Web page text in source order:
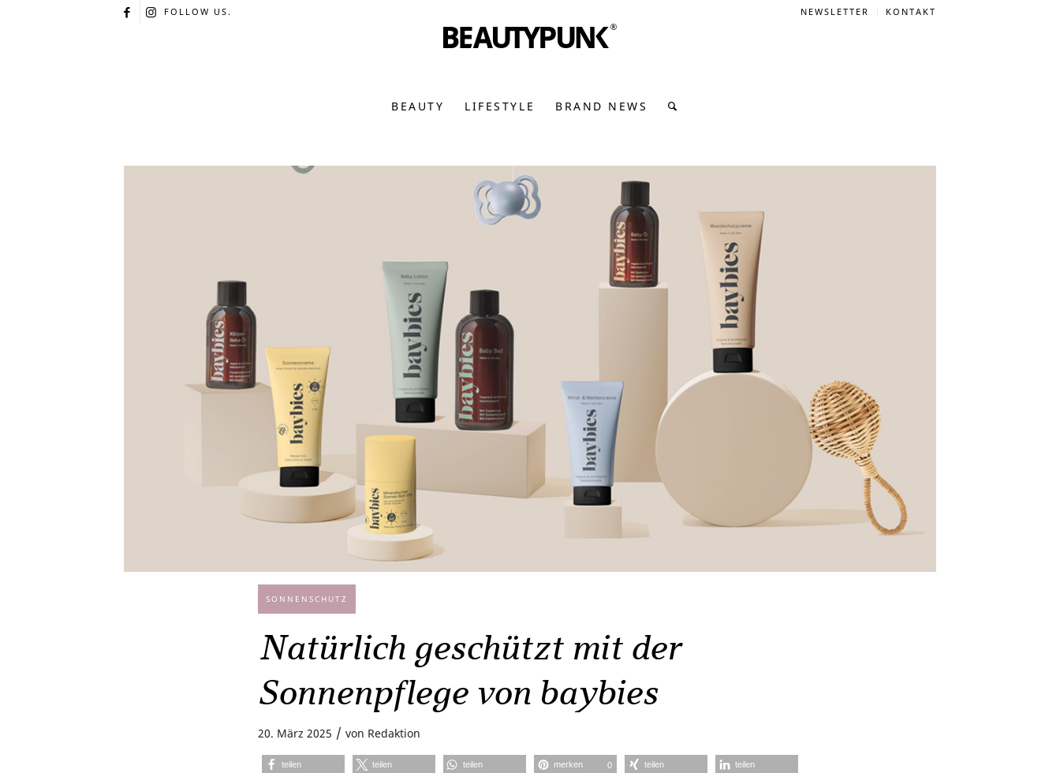
NEWSLETTER KONTAKT
FOLLOW US.
BEAUTY LIFESTYLE BRAND NEWS
SONNENSCHUTZ
Natürlich geschützt mit der
Sonnenpflege von baybies
20. März 2025 / von Redaktion
teilen teilen teilen merken 0 teilen teilen